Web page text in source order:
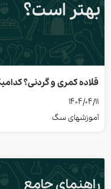
قلاده کمری و گردنی؟
1404/04/11
آموزشهای سگ